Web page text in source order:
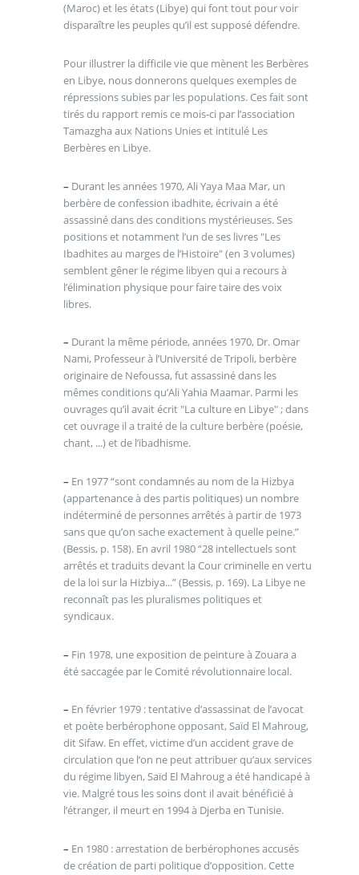
(Maroc) et les états (Libye) qui font tout pour voir
disparaître les peuples qu’il est supposé défendre.
Pour illustrer la difficile vie que mènent les Berbères
en Libye, nous donnerons quelques exemples de
répressions subies par les populations. Ces fait sont
tirés du rapport remis ce mois-ci par l’association
Tamazgha aux Nations Unies et intitulé Les
Berbères en Libye.
– Durant les années 1970, Ali Yaya Maa Mar, un
berbère de confession ibadhite, écrivain a été
assassiné dans des conditions mystérieuses. Ses
positions et notamment l’un de ses livres "Les
Ibadhites au marges de l’Histoire" (en 3 volumes)
semblent gêner le régime libyen qui a recours à
l’élimination physique pour faire taire des voix
libres.
– Durant la même période, années 1970, Dr. Omar
Nami, Professeur à l’Université de Tripoli, berbère
originaire de Nefoussa, fut assassiné dans les
mêmes conditions qu’Ali Yahia Maamar. Parmi les
ouvrages qu’il avait écrit "La culture en Libye" ; dans
cet ouvrage il a traité de la culture berbère (poésie,
chant, ...) et de l’ibadhisme.
– En 1977 “sont condamnés au nom de la Hizbya
(appartenance à des partis politiques) un nombre
indéterminé de personnes arrêtés à partir de 1973
sans que qu’on sache exactement à quelle peine.”
(Bessis, p. 158). En avril 1980 “28 intellectuels sont
arrêtés et traduits devant la Cour criminelle en vertu
de la loi sur la Hizbiya...” (Bessis, p. 169). La Libye ne
reconnaît pas les pluralismes politiques et
syndicaux.
– Fin 1978, une exposition de peinture à Zouara a
été saccagée par le Comité révolutionnaire local.
– En février 1979 : tentative d’assassinat de l’avocat
et poète berbérophone opposant, Saïd El Mahroug,
dit Sifaw. En effet, victime d’un accident grave de
circulation que l’on ne peut attribuer qu’aux services
du régime libyen, Saïd El Mahroug a été handicapé à
vie. Malgré tous les soins dont il avait bénéficié à
l’étranger, il meurt en 1994 à Djerba en Tunisie.
– En 1980 : arrestation de berbérophones accusés
de création de parti politique d’opposition. Cette